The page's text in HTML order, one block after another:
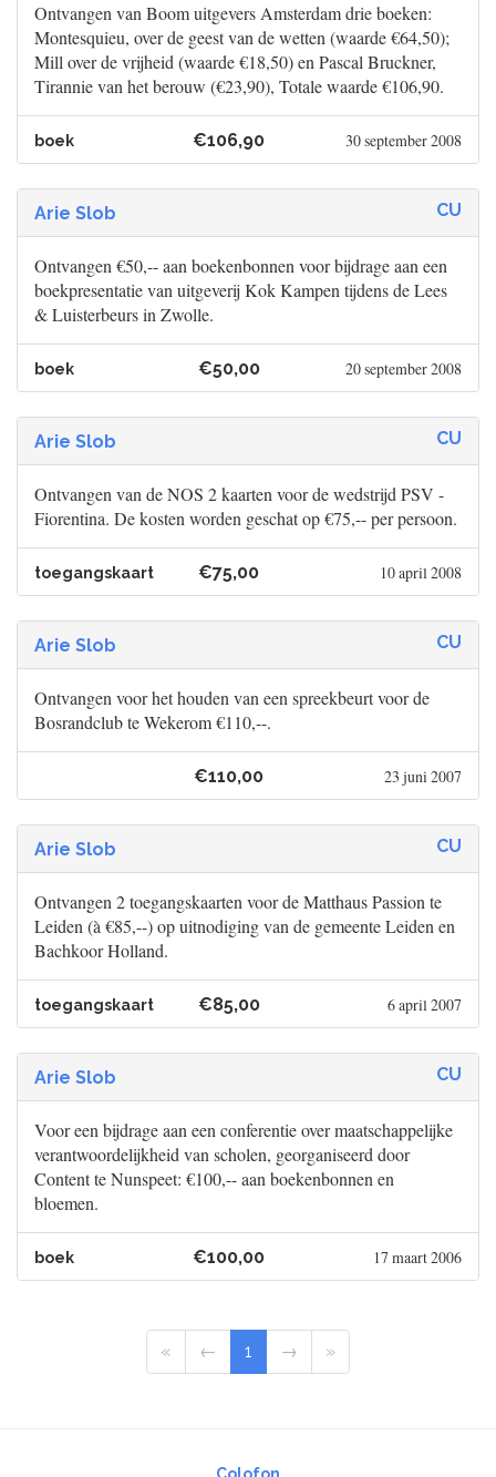
Ontvangen van Boom uitgevers Amsterdam drie boeken:
Montesquieu, over de geest van de wetten (waarde €64,50);
Mill over de vrijheid (waarde €18,50) en Pascal Bruckner,
Tirannie van het berouw (€23,90), Totale waarde €106,90.
boek €106,90 30 september 2008
Arie Slob CU
Ontvangen €50,-- aan boekenbonnen voor bijdrage aan een
boekpresentatie van uitgeverij Kok Kampen tijdens de Lees
& Luisterbeurs in Zwolle.
boek €50,00 20 september 2008
Arie Slob CU
Ontvangen van de NOS 2 kaarten voor de wedstrijd PSV -
Fiorentina. De kosten worden geschat op €75,-- per persoon.
toegangskaart €75,00 10 april 2008
Arie Slob CU
Ontvangen voor het houden van een spreekbeurt voor de
Bosrandclub te Wekerom €110,--.
€110,00 23 juni 2007
Arie Slob CU
Ontvangen 2 toegangskaarten voor de Matthaus Passion te
Leiden (à €85,--) op uitnodiging van de gemeente Leiden en
Bachkoor Holland.
toegangskaart €85,00 6 april 2007
Arie Slob CU
Voor een bijdrage aan een conferentie over maatschappelijke
verantwoordelijkheid van scholen, georganiseerd door
Content te Nunspeet: €100,-- aan boekenbonnen en
bloemen.
boek €100,00 17 maart 2006
« ← 1 → »